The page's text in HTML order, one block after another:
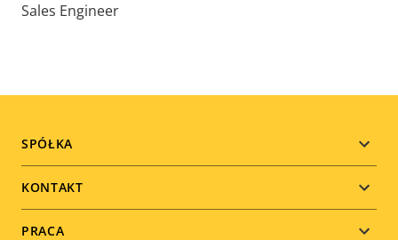
Sales Engineer
Footer
menu
SPÓŁKA
KONTAKT
PRACA